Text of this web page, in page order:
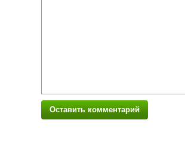
Оставить комментарий